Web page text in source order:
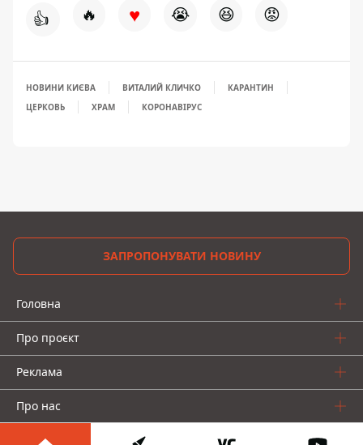
👍 🔥 ♥ 😭 😆 😡
НОВИНИ КИЄВА ВИТАЛИЙ КЛИЧКО
КАРАНТИН
ЦЕРКОВЬ
ХРАМ КОРОНАВІРУС
ЗАПРОПОНУВАТИ НОВИНУ
Головна
Про проєкт
Реклама
Про нас